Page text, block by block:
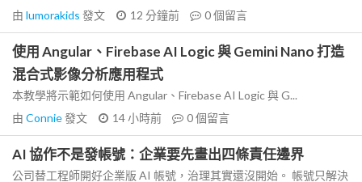
由 lumorakids 發文 12 分鐘前 0個留言
使用 Angular、Firebase AI Logic 與 Gemini Nano 打造
混合式影像分析應用程式
本教學將示範如何使用 Angular、Firebase AI Logic 與 G...
由 Connie發文 14 小時前 0個留言
AI 協作不是發帳號：企業要先畫出四條責任邊界
公司替工程師開好企業版 AI 帳號，治理其實還沒開始。 帳號只解決